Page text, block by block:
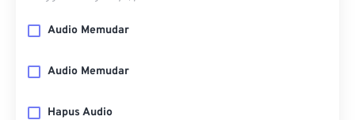
Audio Memudar
Audio Memudar
Hapus Audio